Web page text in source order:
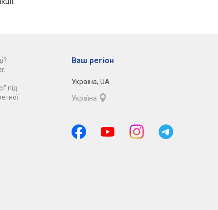
під
Ваш регіон
Україна, UA
Україна